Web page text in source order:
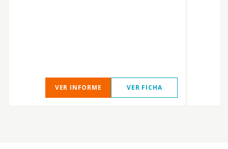
VER INFORME VER FICHA